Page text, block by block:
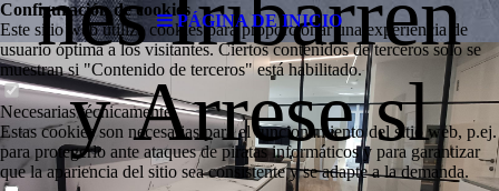
PÁGINA DE INICIO
y Arrese sl
Configuración de cookies
Este sitio web utiliza cookies para proporcionar una experiencia de
usuario óptima a los visitantes. Ciertos contenidos de terceros solo se
muestran si "Contenido de terceros" está habilitado.
Necesarias técnicamente
Estas cookies son necesarias para el funcionamiento del sitio web, p.ej.
para protegerlo ante ataques de piratas informáticos y para garantizar
que la apariencia del sitio sea consistente y se adapte a la demanda.